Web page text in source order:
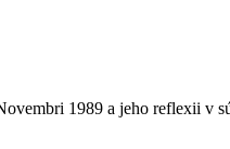
1989 a jeho reflexii v